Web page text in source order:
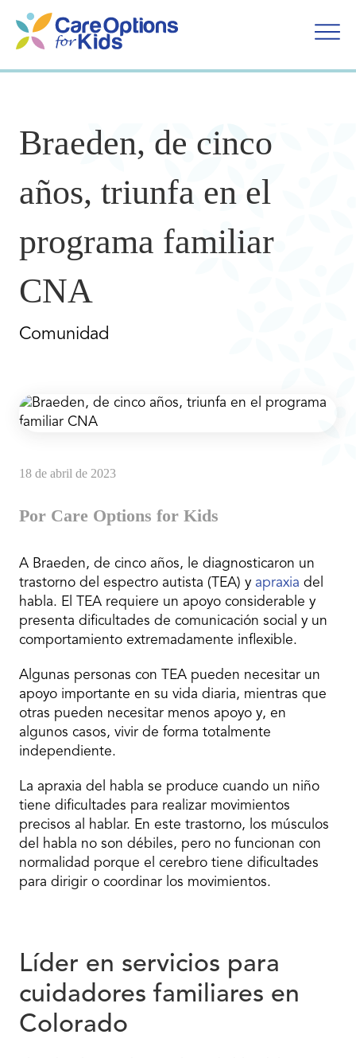
contenido
Braeden, de cinco
años, triunfa en el
programa familiar
CNA
Comunidad
18 de abril de 2023
Por Care Options for Kids
A Braeden, de cinco años, le diagnosticaron un
trastorno del espectro autista (TEA) y apraxia del
habla. El TEA requiere un apoyo considerable y
presenta dificultades de comunicación social y un
comportamiento extremadamente inflexible.
Algunas personas con TEA pueden necesitar un
apoyo importante en su vida diaria, mientras que
otras pueden necesitar menos apoyo y, en
algunos casos, vivir de forma totalmente
independiente.
La apraxia del habla se produce cuando un niño
tiene dificultades para realizar movimientos
precisos al hablar. En este trastorno, los músculos
del habla no son débiles, pero no funcionan con
normalidad porque el cerebro tiene dificultades
para dirigir o coordinar los movimientos.
Líder en servicios para
cuidadores familiares en
Colorado